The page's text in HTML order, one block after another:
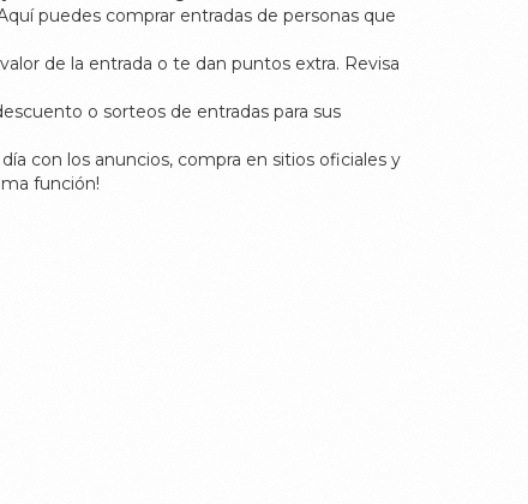
puedes comprar entradas de personas que
de la entrada o te dan puntos extra. Revisa
o sorteos de entradas para sus
con los anuncios, compra en sitios oficiales y
función!